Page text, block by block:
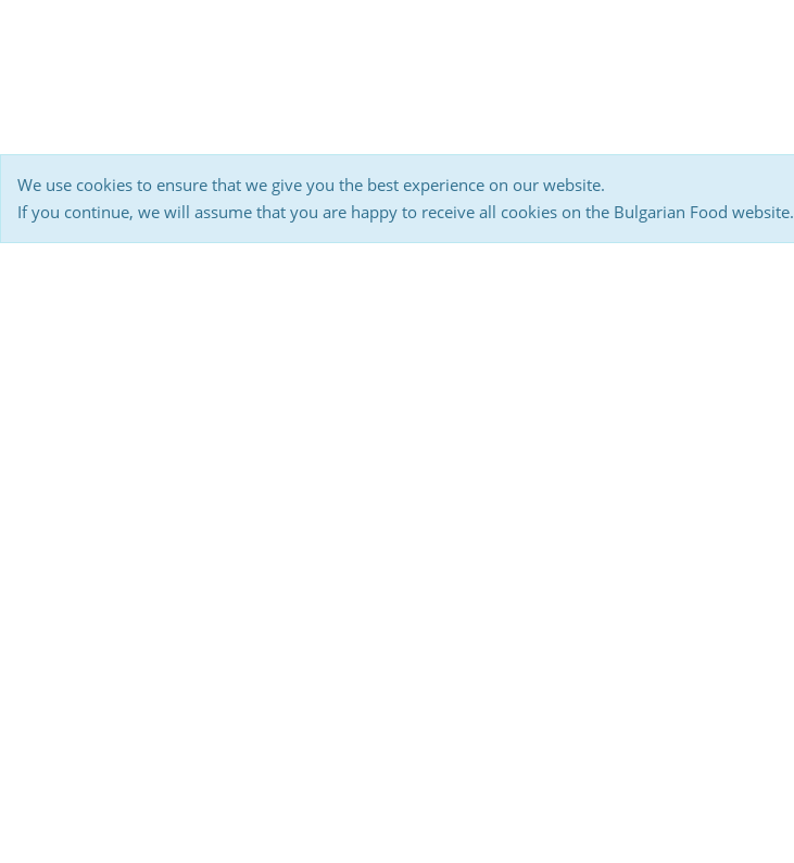
We use cookies to ensure that we give you the best experience on our website.
If you continue, we will assume that you are happy to receive all cookies on the Bulgarian Food website.